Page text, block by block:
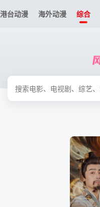
港台动漫 海外动漫 综合